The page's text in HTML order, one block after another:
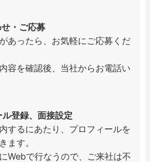
・ご応募
あったら、お気軽にご応募くだ
容を確認後、当社からお電話い
登録、面接設定
するにあたり、プロフィールを
ます。
Webで行なうので、ご来社は不